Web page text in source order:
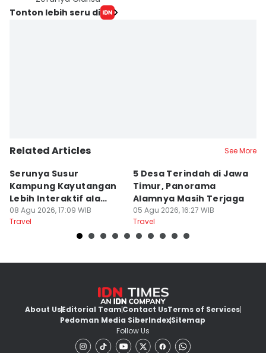
Tonton lebih seru di
Related Articles See More
Serunya Susur
Kampung Kayutangan
Lebih Interaktif ala
Kelana Race
08 Agu 2026, 17:09 WIB
Travel
5 Desa Terindah di Jawa
Timur, Panorama
Alamnya Masih Terjaga
05 Agu 2026, 16:27 WIB
Travel
About UsEditorial TeamContact UsTerms of Services
Pedoman Media SiberIndexSitemap
Follow Us